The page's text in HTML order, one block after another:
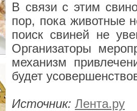
В связи с этим
пор, пока животные
поиск свиней не
Организаторы
механизм
будет
Источник: Лента.ру